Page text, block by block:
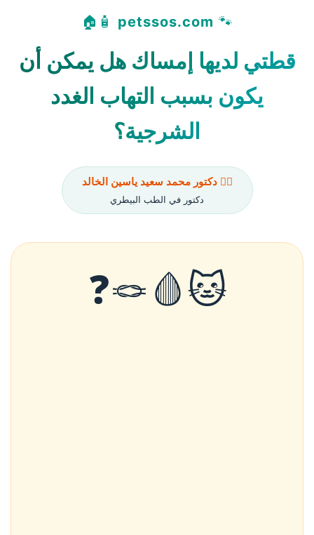
🐾
petssos.com
🧴🏠
قطتي لديها إمساك هل يمكن أن
يكون بسبب التهاب الغدد
الشرجية؟
👨‍⚕️ دكتور محمد سعيد ياسين الخالد
دكتور في الطب البيطري
🐱🩸🪢❓